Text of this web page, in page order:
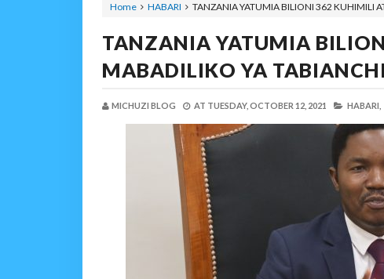
Home HABARI TANZANIA YATUMIA BILIONI 362 KUHIMILI
TANZANIA YATUMIA
MABADILIKO YA TABIANCHI
MICHUZI BLOG AT TUESDAY, OCTOBER 12, 2021 HABARI,